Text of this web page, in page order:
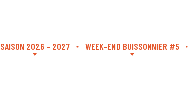
SAISON 2026 – 2027 WEEK-END BUISSONNIER #5